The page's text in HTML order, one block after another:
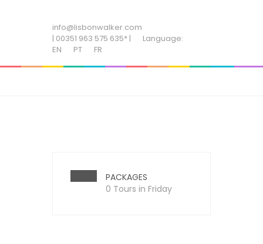
info@lisbonwalker.com
| 00351 963 575 635* |
Language:
EN
PT FR
PACKAGES
0 Tours in Friday